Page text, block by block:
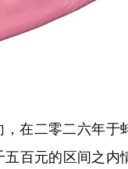
在二零二六年于
百元的区间之内